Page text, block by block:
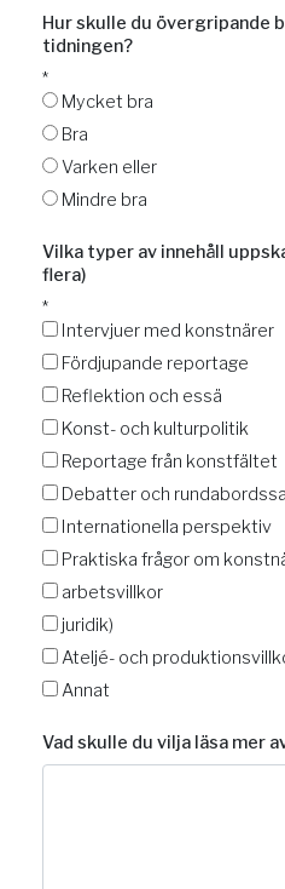
Hur skulle du övergripande
tidningen?
*
Mycket bra
Bra
Varken eller
Mindre bra
Vilka typer av innehåll
flera)
*
Intervjuer med konstnärer
Fördjupande reportage
Reflektion och essä
Konst- och kulturpolitik
Reportage från konstfältet
Debatter och
Internationella perspektiv
Praktiska frågor om
arbetsvillkor
juridik)
Ateljé- och
Annat
Vad skulle du vilja läsa mer